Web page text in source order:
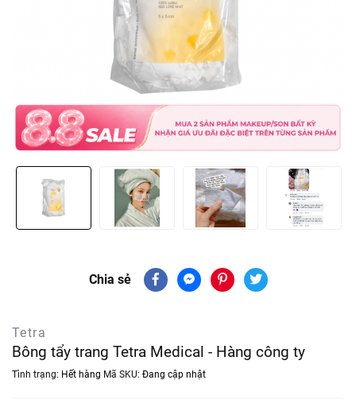
Chia sẻ
Tetra
Bông tẩy trang Tetra Medical - Hàng công ty
Tình trạng: Hết hàng Mã SKU: Đang cập nhật